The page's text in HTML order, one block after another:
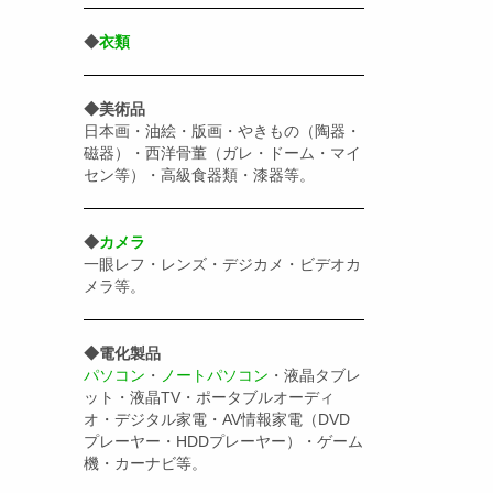
◆衣類
◆美術品
日本画・油絵・版画・やきもの（陶器・
磁器）・西洋骨董（ガレ・ドーム・マイ
セン等）・高級食器類・漆器等。
◆カメラ
一眼レフ・レンズ・デジカメ・ビデオカ
メラ等。
◆電化製品
パソコン ・ ノートパソコン ・液晶タブレ
ット・液晶TV・ポータブルオーディ
オ・デジタル家電・AV情報家電（DVD
プレーヤー・HDDプレーヤー）・ゲーム
機・カーナビ等。